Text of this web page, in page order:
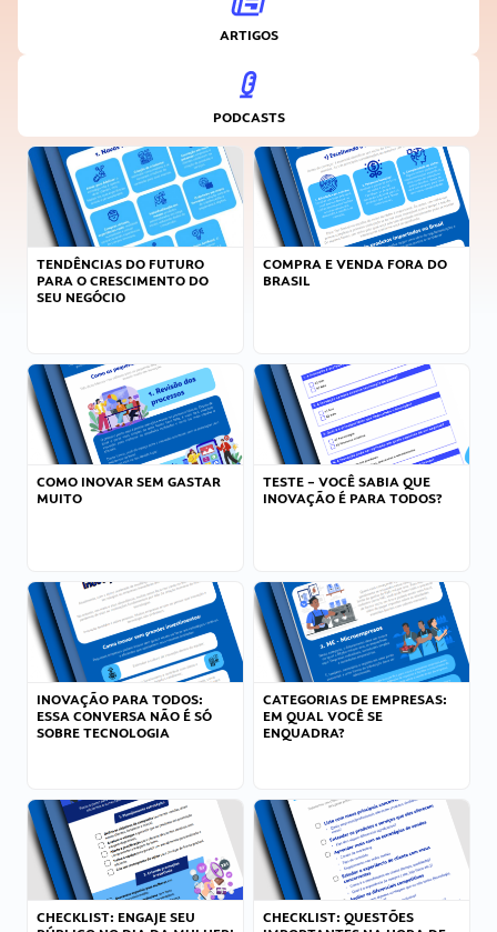
ARTIGOS
PODCASTS
TENDÊNCIAS DO FUTURO
PARA O CRESCIMENTO DO
SEU NEGÓCIO
COMPRA E VENDA FORA DO
BRASIL
COMO INOVAR SEM GASTAR
MUITO
TESTE – VOCÊ SABIA QUE
INOVAÇÃO É PARA TODOS?
INOVAÇÃO PARA TODOS:
ESSA CONVERSA NÃO É SÓ
SOBRE TECNOLOGIA
CATEGORIAS DE EMPRESAS:
EM QUAL VOCÊ SE
ENQUADRA?
CHECKLIST: ENGAJE SEU
CHECKLIST: QUESTÕES